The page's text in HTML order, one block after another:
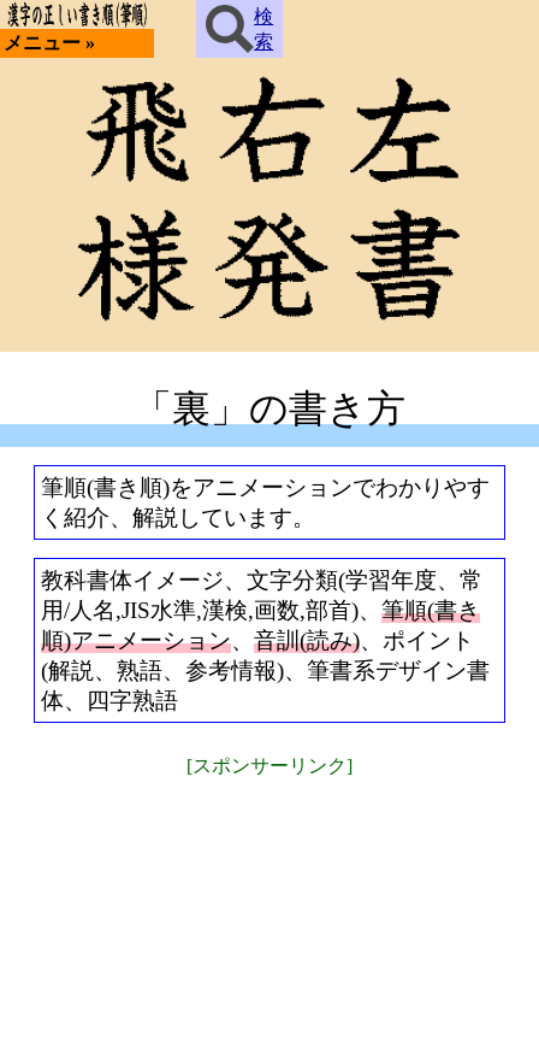
メニュー »
検
索
「裏」の書き方
筆順(書き順)をアニメーションでわかりやす
く紹介、解説しています。
教科書体イメージ、文字分類(学習年度、常
用/人名,JIS水準,漢検,画数,部首)、 筆順(書き
順)アニメーション、 音訓(読み)、ポイント
(解説、熟語、参考情報)、筆書系デザイン書
体、四字熟語
[スポンサーリンク]